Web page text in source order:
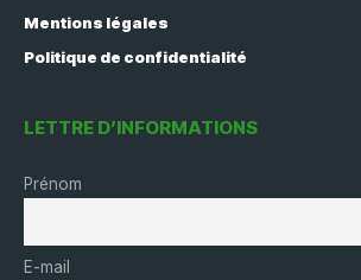
Mentions légales
Politique de confidentialité
LETTRE D’INFORMATIONS
Prénom
E-mail